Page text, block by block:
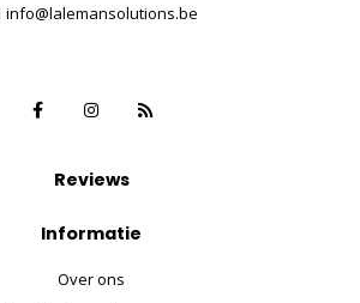
info@lalemansolutions.be
Reviews
Informatie
Over ons